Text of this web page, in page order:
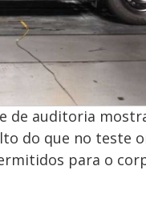
de auditoria
do que no teste
para o